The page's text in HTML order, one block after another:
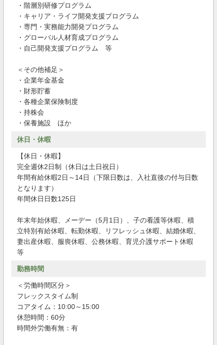
・階層別研修プログラム
・キャリア・ライフ開発支援プログラム
・専門・実務能力開発プログラム
・グローバル人材育成プログラム
・自己開発支援プログラム 等
＜その他補足＞
・企業年金基金
・財形貯蓄
・各種企業保険制度
・持株会
・保養施設 ほか
休日・休暇
【休日・休暇】
完全週休2日制（休日は土日祝日）
年間有給休暇2日～14日（下限日数は、入社直後の付与日数
となります）
年間休日日数125日
年末年始休暇、メーデー（5月1日）、子の看護等休暇、積
立特別有給休暇、転勤休暇、リフレッシュ休暇、結婚休暇、
妻出産休暇、服喪休暇、公務休暇、育児介護サポート休暇
等
勤務時間
＜労働時間区分＞
フレックスタイム制
コアタイム：10:00～15:00
休憩時間：60分
時間外労働有無：有